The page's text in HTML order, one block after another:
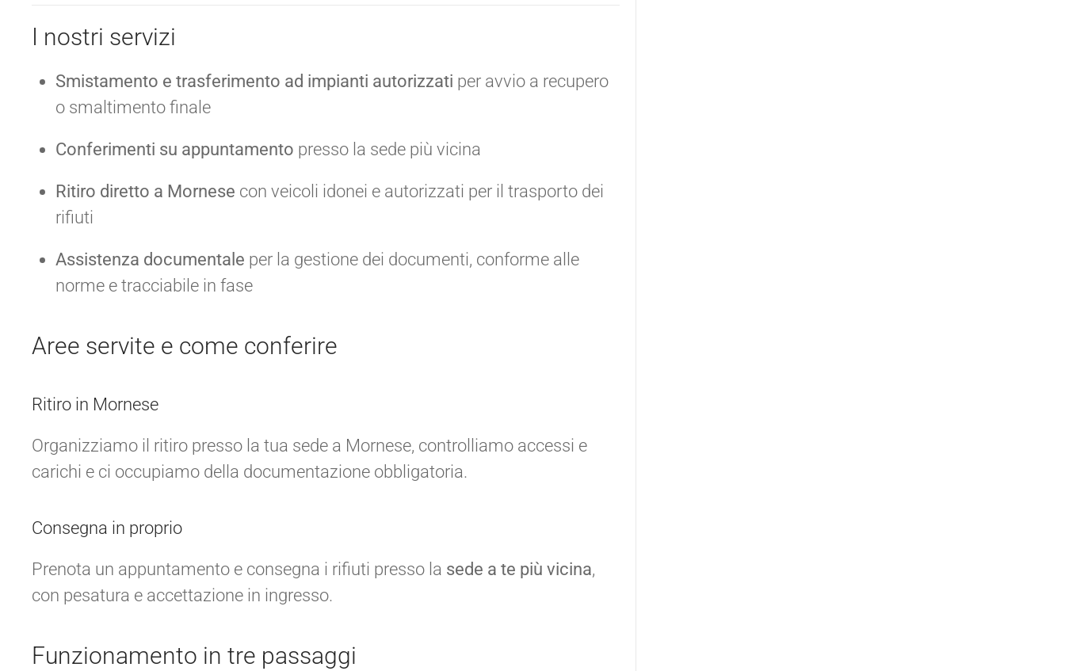
I nostri servizi
Smistamento e trasferimento ad impianti autorizzati per avvio a recupero
o smaltimento finale
Conferimenti su appuntamento presso la sede più vicina
Ritiro diretto a Mornese con veicoli idonei e autorizzati per il trasporto dei
rifiuti
Assistenza documentale per la gestione dei documenti, conforme alle
norme e tracciabile in fase
Aree servite e come conferire
Ritiro in Mornese
Organizziamo il ritiro presso la tua sede a Mornese, controlliamo accessi e
carichi e ci occupiamo della documentazione obbligatoria.
Consegna in proprio
Prenota un appuntamento e consegna i rifiuti presso la sede a te più vicina,
con pesatura e accettazione in ingresso.
Funzionamento in tre passaggi